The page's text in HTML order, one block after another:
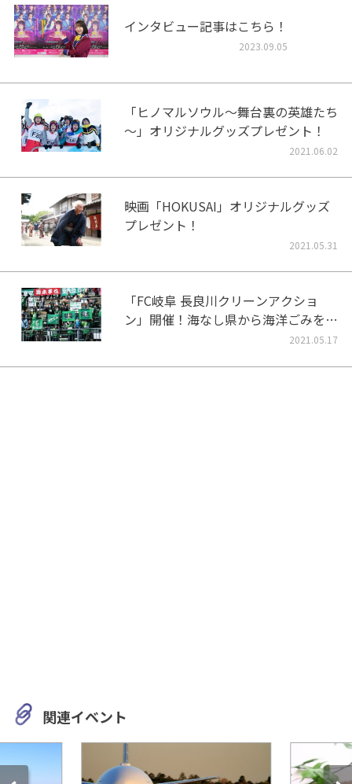
インタビュー記事はこちら！
2023.09.05
「ヒノマルソウル～舞台裏の英雄たち
～」オリジナルグッズプレゼント！
2021.06.02
映画「HOKUSAI」オリジナルグッズ
プレゼント！
2021.05.31
「FC岐阜 長良川クリーンアクショ
ン」開催！海なし県から海洋ごみをな
2021.05.17
関連イベント